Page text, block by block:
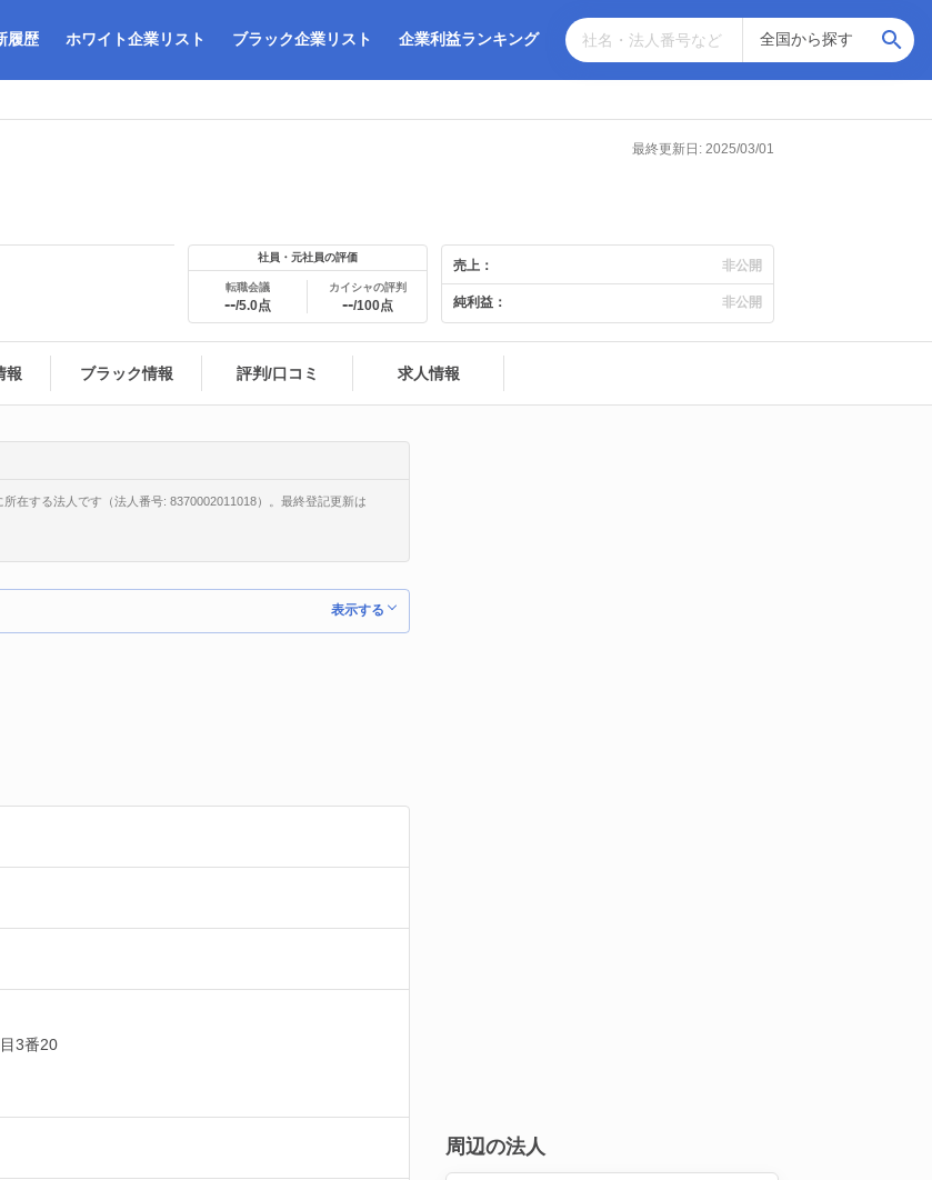
履歴 ホワイト企業リスト ブラック企業リスト 企業利益ランキング
最終更新日: 2025/03/01
社員・元社員の評価
転職会議
--/5.0点
カイシャの評判
--/100点
売上： 非公開
純利益： 非公開
報 ブラック情報 評判/口コミ 求人情報
在する法人です（法人番号: 8370002011018）。最終登記更新は
表示する
3番20
周辺の法人